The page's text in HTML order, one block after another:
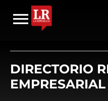
DIRECTORIO
EMPRESARIAL